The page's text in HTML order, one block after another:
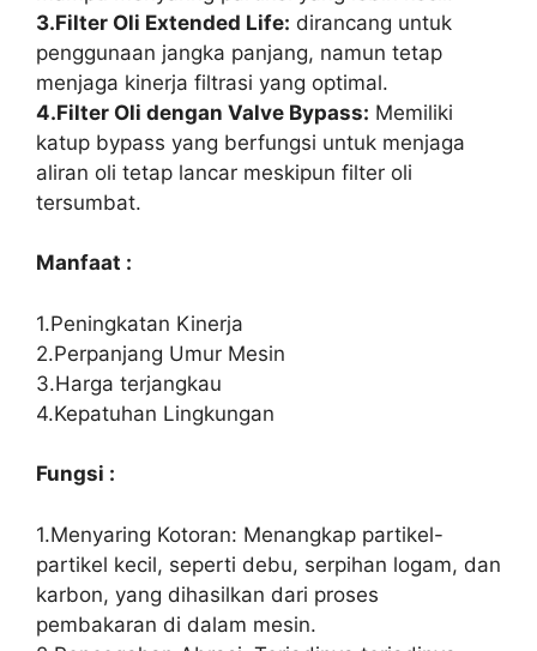
3.Filter Oli Extended Life: dirancang untuk
penggunaan jangka panjang, namun tetap
menjaga kinerja filtrasi yang optimal.
4.Filter Oli dengan Valve Bypass: Memiliki
katup bypass yang berfungsi untuk menjaga
aliran oli tetap lancar meskipun filter oli
tersumbat.
Manfaat :
1.Peningkatan Kinerja
2.Perpanjang Umur Mesin
3.Harga terjangkau
4.Kepatuhan Lingkungan
Fungsi :
1.Menyaring Kotoran: Menangkap partikel-
partikel kecil, seperti debu, serpihan logam, dan
karbon, yang dihasilkan dari proses
pembakaran di dalam mesin.